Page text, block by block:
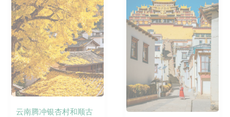
云南腾冲银杏村和顺古